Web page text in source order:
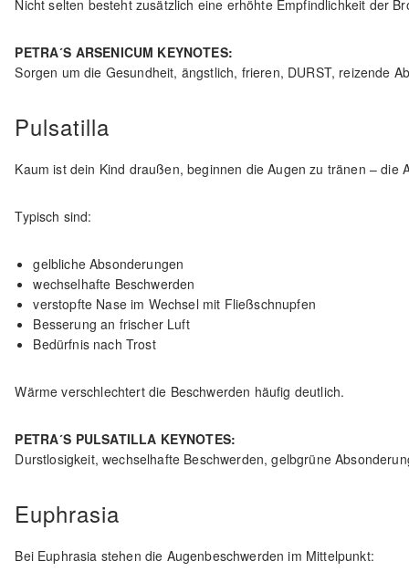
Nicht selten besteht zusätzlich eine erhöhte Empfindlichkeit der
PETRA´S ARSENICUM KEYNOTES:
Sorgen um die Gesundheit, ängstlich, frieren, DURST, reizende
Pulsatilla
Kaum ist dein Kind draußen, beginnen die Augen zu tränen – die
Typisch sind:
gelbliche Absonderungen
wechselhafte Beschwerden
verstopfte Nase im Wechsel mit Fließschnupfen
Besserung an frischer Luft
Bedürfnis nach Trost
Wärme verschlechtert die Beschwerden häufig deutlich.
PETRA´S PULSATILLA KEYNOTES:
Durstlosigkeit, wechselhafte Beschwerden, gelbgrüne
Euphrasia
Bei Euphrasia stehen die Augenbeschwerden im Mittelpunkt: